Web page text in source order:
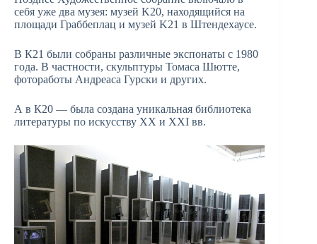
себя уже два музея: музей K20, находящийся на
площади Граббеплац и музей K21 в Штендехаусе.
В К21 были собраны различные экспонаты с 1980
года. В частности, скульптуры Томаса Шютте,
фотоработы Андреаса Гурски и других.
А в К20 — была создана уникальная библиотека
литературы по искусству ХХ и ХХI вв.